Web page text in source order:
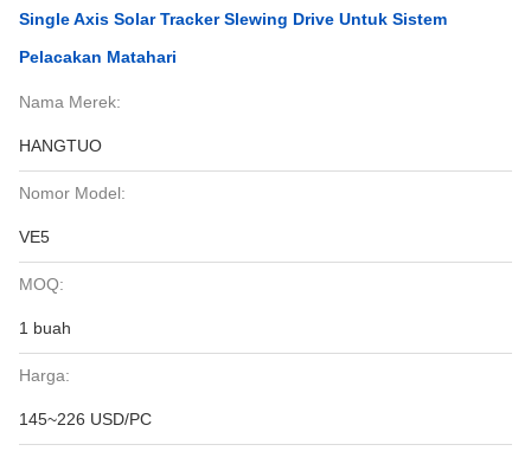
Single Axis Solar Tracker Slewing Drive Untuk Sistem
Pelacakan Matahari
Nama Merek:
HANGTUO
Nomor Model:
VE5
MOQ:
1 buah
Harga:
145~226 USD/PC